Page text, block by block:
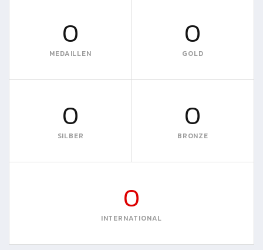
0
MEDAILLEN
0
GOLD
0
SILBER
0
BRONZE
0
INTERNATIONAL